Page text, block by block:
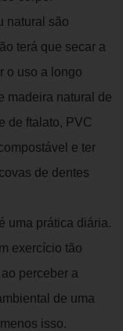
natural são
terá que secar a
o uso a longo
madeira natural de
de ftalato, PVC
e ter
de dentes
uma prática diária.
exercício tão
perceber a
de uma
isso.